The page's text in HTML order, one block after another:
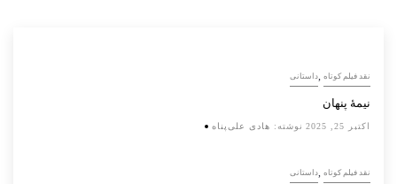
داستانی, نقد فیلم کوتاه
نیمۀ پنهان
نوشته: هادی علی‌پناه اکتبر 25, 2025
داستانی, نقد فیلم کوتاه